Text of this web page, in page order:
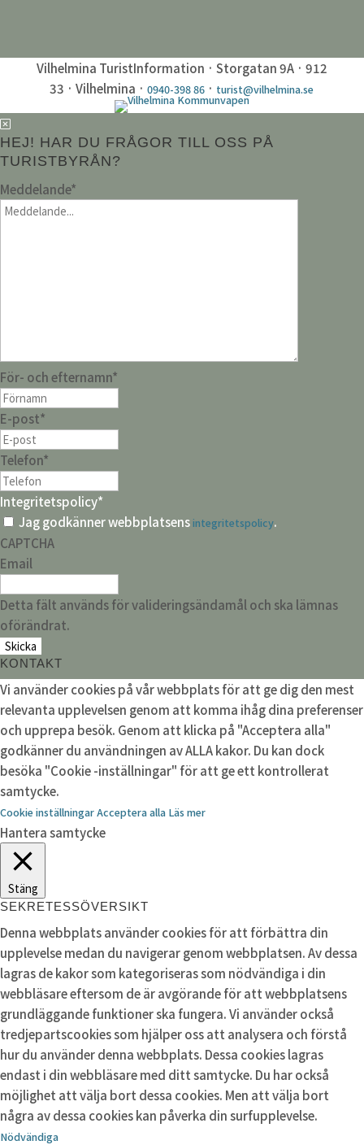
Vilhelmina TuristInformation · Storgatan 9A · 912
33 · Vilhelmina ·0940-398 86 · turist@vilhelmina.se
HEJ! HAR DU FRÅGOR TILL OSS PÅ
TURISTBYRÅN?
Meddelande*
För- och efternamn*
E-post*
Telefon*
Integritetspolicy*
Jag godkänner webbplatsensintegritetspolicy.
CAPTCHA
Email
Detta fält används för valideringsändamål och ska lämnas
oförändrat.
KONTAKT
Vi använder cookies på vår webbplats för att ge dig den mest
relevanta upplevelsen genom att komma ihåg dina preferenser
och upprepa besök. Genom att klicka på "Acceptera alla"
godkänner du användningen av ALLA kakor. Du kan dock
besöka "Cookie -inställningar" för att ge ett kontrollerat
samtycke.
Cookie inställningarAcceptera alla Läs mer
Hantera samtycke
Stäng
SEKRETESSÖVERSIKT
Denna webbplats använder cookies för att förbättra din
upplevelse medan du navigerar genom webbplatsen. Av dessa
lagras de kakor som kategoriseras som nödvändiga i din
webbläsare eftersom de är avgörande för att webbplatsens
grundläggande funktioner ska fungera. Vi använder också
tredjepartscookies som hjälper oss att analysera och förstå
hur du använder denna webbplats. Dessa cookies lagras
endast i din webbläsare med ditt samtycke. Du har också
möjlighet att välja bort dessa cookies. Men att välja bort
några av dessa cookies kan påverka din surfupplevelse.
Nödvändiga